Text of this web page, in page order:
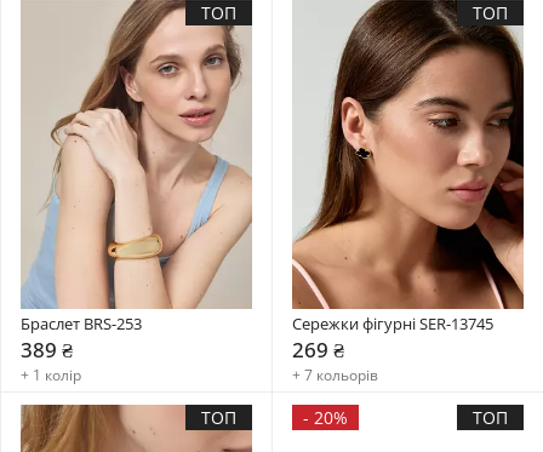
ТОП
Браслет BRS-253
389 ₴
+ 1 колір
ТОП
Сережки фігурні SER-13745
269 ₴
+ 7 кольорів
ТОП - 20% ТОП